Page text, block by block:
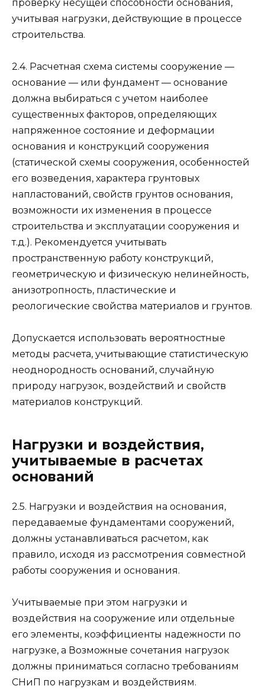
проверку несущей способности основания,
учитывая нагрузки, действующие в процессе
строительства.
2.4. Расчетная схема системы сооружение —
основание — или фундамент — основание
должна выбираться с учетом наиболее
существенных факторов, определяющих
напряженное состояние и деформации
основания и конструкций сооружения
(статической схемы сооружения, особенностей
его возведения, характера грунтовых
напластований, свойств грунтов основания,
возможности их изменения в процессе
строительства и эксплуатации сооружения и
т.д.). Рекомендуется учитывать
пространственную работу конструкций,
геометрическую и физическую нелинейность,
анизотропность, пластические и
реологические свойства материалов и грунтов.
Допускается использовать вероятностные
методы расчета, учитывающие статистическую
неоднородность оснований, случайную
природу нагрузок, воздействий и свойств
материалов конструкций.
Нагрузки и воздействия,
учитываемые в расчетах
оснований
2.5. Нагрузки и воздействия на основания,
передаваемые фундаментами сооружений,
должны устанавливаться расчетом, как
правило, исходя из рассмотрения совместной
работы сооружения и основания.
Учитываемые при этом нагрузки и
воздействия на сооружение или отдельные
его элементы, коэффициенты надежности по
нагрузке, а Возможные сочетания нагрузок
должны приниматься согласно требованиям
СНиП по нагрузкам и воздействиям.